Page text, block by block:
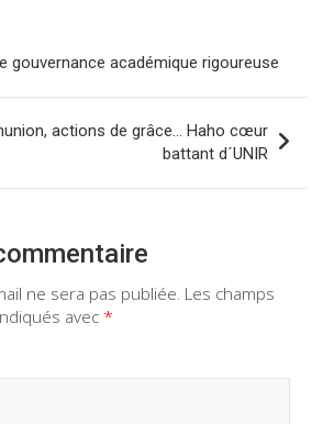
m
n
gouvernance académique rigoureuse
actions de grâce… Haho cœur
battant d´UNIR
ne sera pas publiée. Les champs
avec *